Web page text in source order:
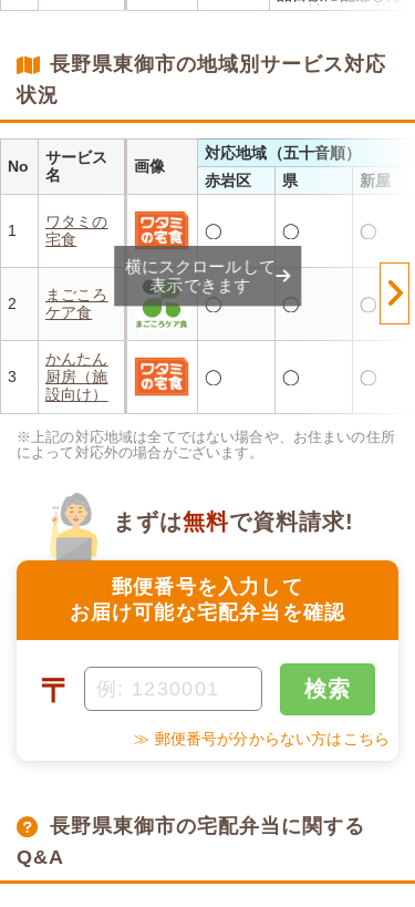
・自社工場で厳格
減を実現！温める
長野県東御市の地域別サービス対応
状況
No
サービス
名
画像
対応地域（五十音順）
赤岩区
県 新屋
1
ワタミの
宅食
◯ ◯ ◯
2
まごころ
ケア食
◯ ◯ ◯
3
かんたん
厨房（施
設向け）
◯ ◯ ◯
横にスクロールして
表示できます
※上記の対応地域は全てではない場合や、お住まいの住所
によって対応外の場合がございます。
郵便番号を入力して
お届け可能な宅配弁当を確認
まずは無料で資料請求!
〒 検索
≫ 郵便番号が分からない方はこちら
長野県東御市の宅配弁当に関する
Q&A